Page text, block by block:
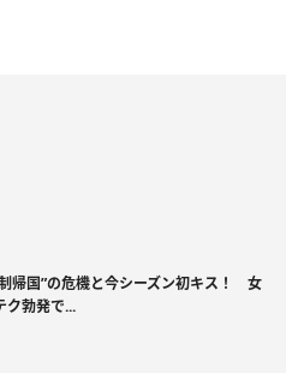
帰国”の危機と今シーズン初キス！ 女
ク勃発で...